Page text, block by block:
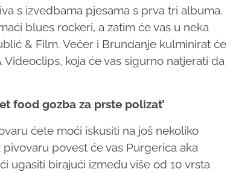
s izvedbama pjesama s prva tri albuma.
blues rockeri, a zatim će vas u neka
& Film. Večer i Brundanje kulminirat će
koja će vas sigurno natjerati da
food gozba za prste polizat’
ćete moći iskusiti na još nekoliko
povest će vas Purgerica aka
ugasiti birajući između više od 10 vrsta